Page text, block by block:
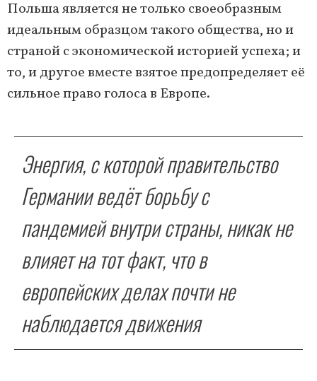
Польша является не только своеобразным
идеальным образцом такого общества, но и
страной с экономической историей успеха; и
то, и другое вместе взятое предопределяет её
сильное право голоса в Европе.
Энергия, с которой правительство
Германии ведёт борьбу с
пандемией внутри страны, никак не
влияет на тот факт, что в
европейских делах почти не
наблюдается движения